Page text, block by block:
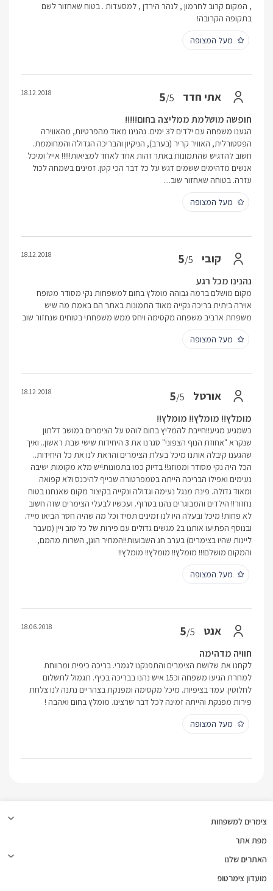
, המקום קרוב לחרמון , לנהר הירדן , למסעדות . בטוח שאחזור לשם
בתקופה הקרובה!
מעל המצופה
אתי חדד 5/5
18.12.2018
חופשה מושלמת ממליצה בחום!!!!!
הגענו משפחה עם ילדים ל3 ימים. נהנינו מאוד מהפרטיות, מהאווירה
הפסטורלית, האוויר קריר (בערב), הניקיון והבריכה הגדולה והמחוממת.
חשוב להדגיש שהתמונות באתר זהות אחד לאחד למציאות!!!!! אייל ומיכל
אנשים מדהימים ששמים דגש על כל דבר הכי קטן. זמינים בשמחה לכול
עזרה. בטוחה שאחזור שוב....
מעל המצופה
קובי 5/5
18.12.2018
נהנינו מכל רגע
מקום מושלם ברמה גבוהה מומלץ בחום למשפחות נקי מסודר מטופח
אוירה ביתית בריכה נקייה מאוד התמונות באתר הם באמת מה שיש
משפחת ארביב משפחה מקסימה ויחס ממש משפחתי בטוחים שנחזור שוב
מעל המצופה
אורטל 5/5
18.12.2018
מומלץ!! מומלץ!! מומלץ!!
כשמגיע מגיע!!חייבת להמליץ בחום לוהט על הצימרים במושב דלתון
שנקרא "אחוזת הנוף הצפוני" סגרנו את 3 היחידות שישי שבת ראשון.. ואיך
שהגענו קיבלה אותנו מיכל בעלת הצימרים והראת לנו את כל היחידות..
הכל היה נקי מסודר וממוזג!! בדיוק כמו בתמונות!יש מלא מקומות ישיבה
נעימים ואפילו הבריכה הייתה בטמפרטורה שכייף להיכנס ולא קפואה
ומאוד גדולה. פינת מנגל נעימה וגדולה ונקייה בקיצור מקום שאנחנו בטוח
נחזור!! הילדים והמבוגרים נהנו בטרוף. ועכשיו לבעלי הצימרים שזה חשוב
לא פחות! מיכל ובעלה היו לנו זמינים תמיד וכל מה שהיה חסר הביאו מייד.
ובנוסף הפתיעו אותנו ב2 מגשים גדולים עם פירות של כל טוב ויין (מעבר
ליינות שהיו בצימרים) בערב חג השבועות!!המחיר הוגן, השרות מהמם,
והמקום מושלם!!! מומלץ!! מומלץ!! מומלץ!!
מעל המצופה
אנט 5/5
18.06.2018
חוויה מדהימה
לקחנו את שלושת הצימרים והתפנקנו לגמרי. בריכה כיפית ומרווחת
למחרת הגיעו משפחה וכ15 איש נהנו בבריכה בכיף. תגמול לתשלום
לחלוטין. עמד בציפיות. מיכל מקסימה ומפנקת בצהריים נתנה לנו צלחת
פירות מפנקת והייתה זמינה לכל דבר שרצינו. מומלץ בחום ואהבה !
מעל המצופה
צימרים למשפחות
מפת אתר
האתרים שלנו
מועדון צימרטופ